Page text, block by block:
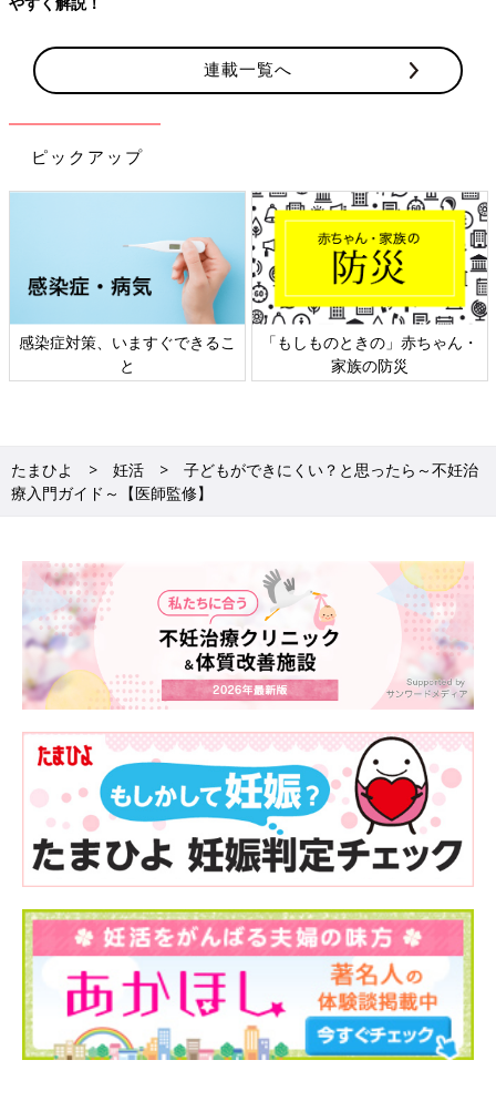
連載一覧へ
ピックアップ
感染症対策、いますぐできるこ
と
「もしものときの」赤ちゃん・
家族の防災
たまひよ 妊活
子どもができにくい？と思ったら～不妊治
療入門ガイド～【医師監修】